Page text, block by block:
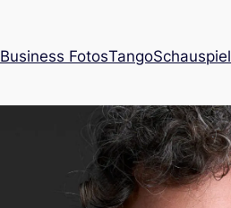
Business FotosTangoSchauspiel